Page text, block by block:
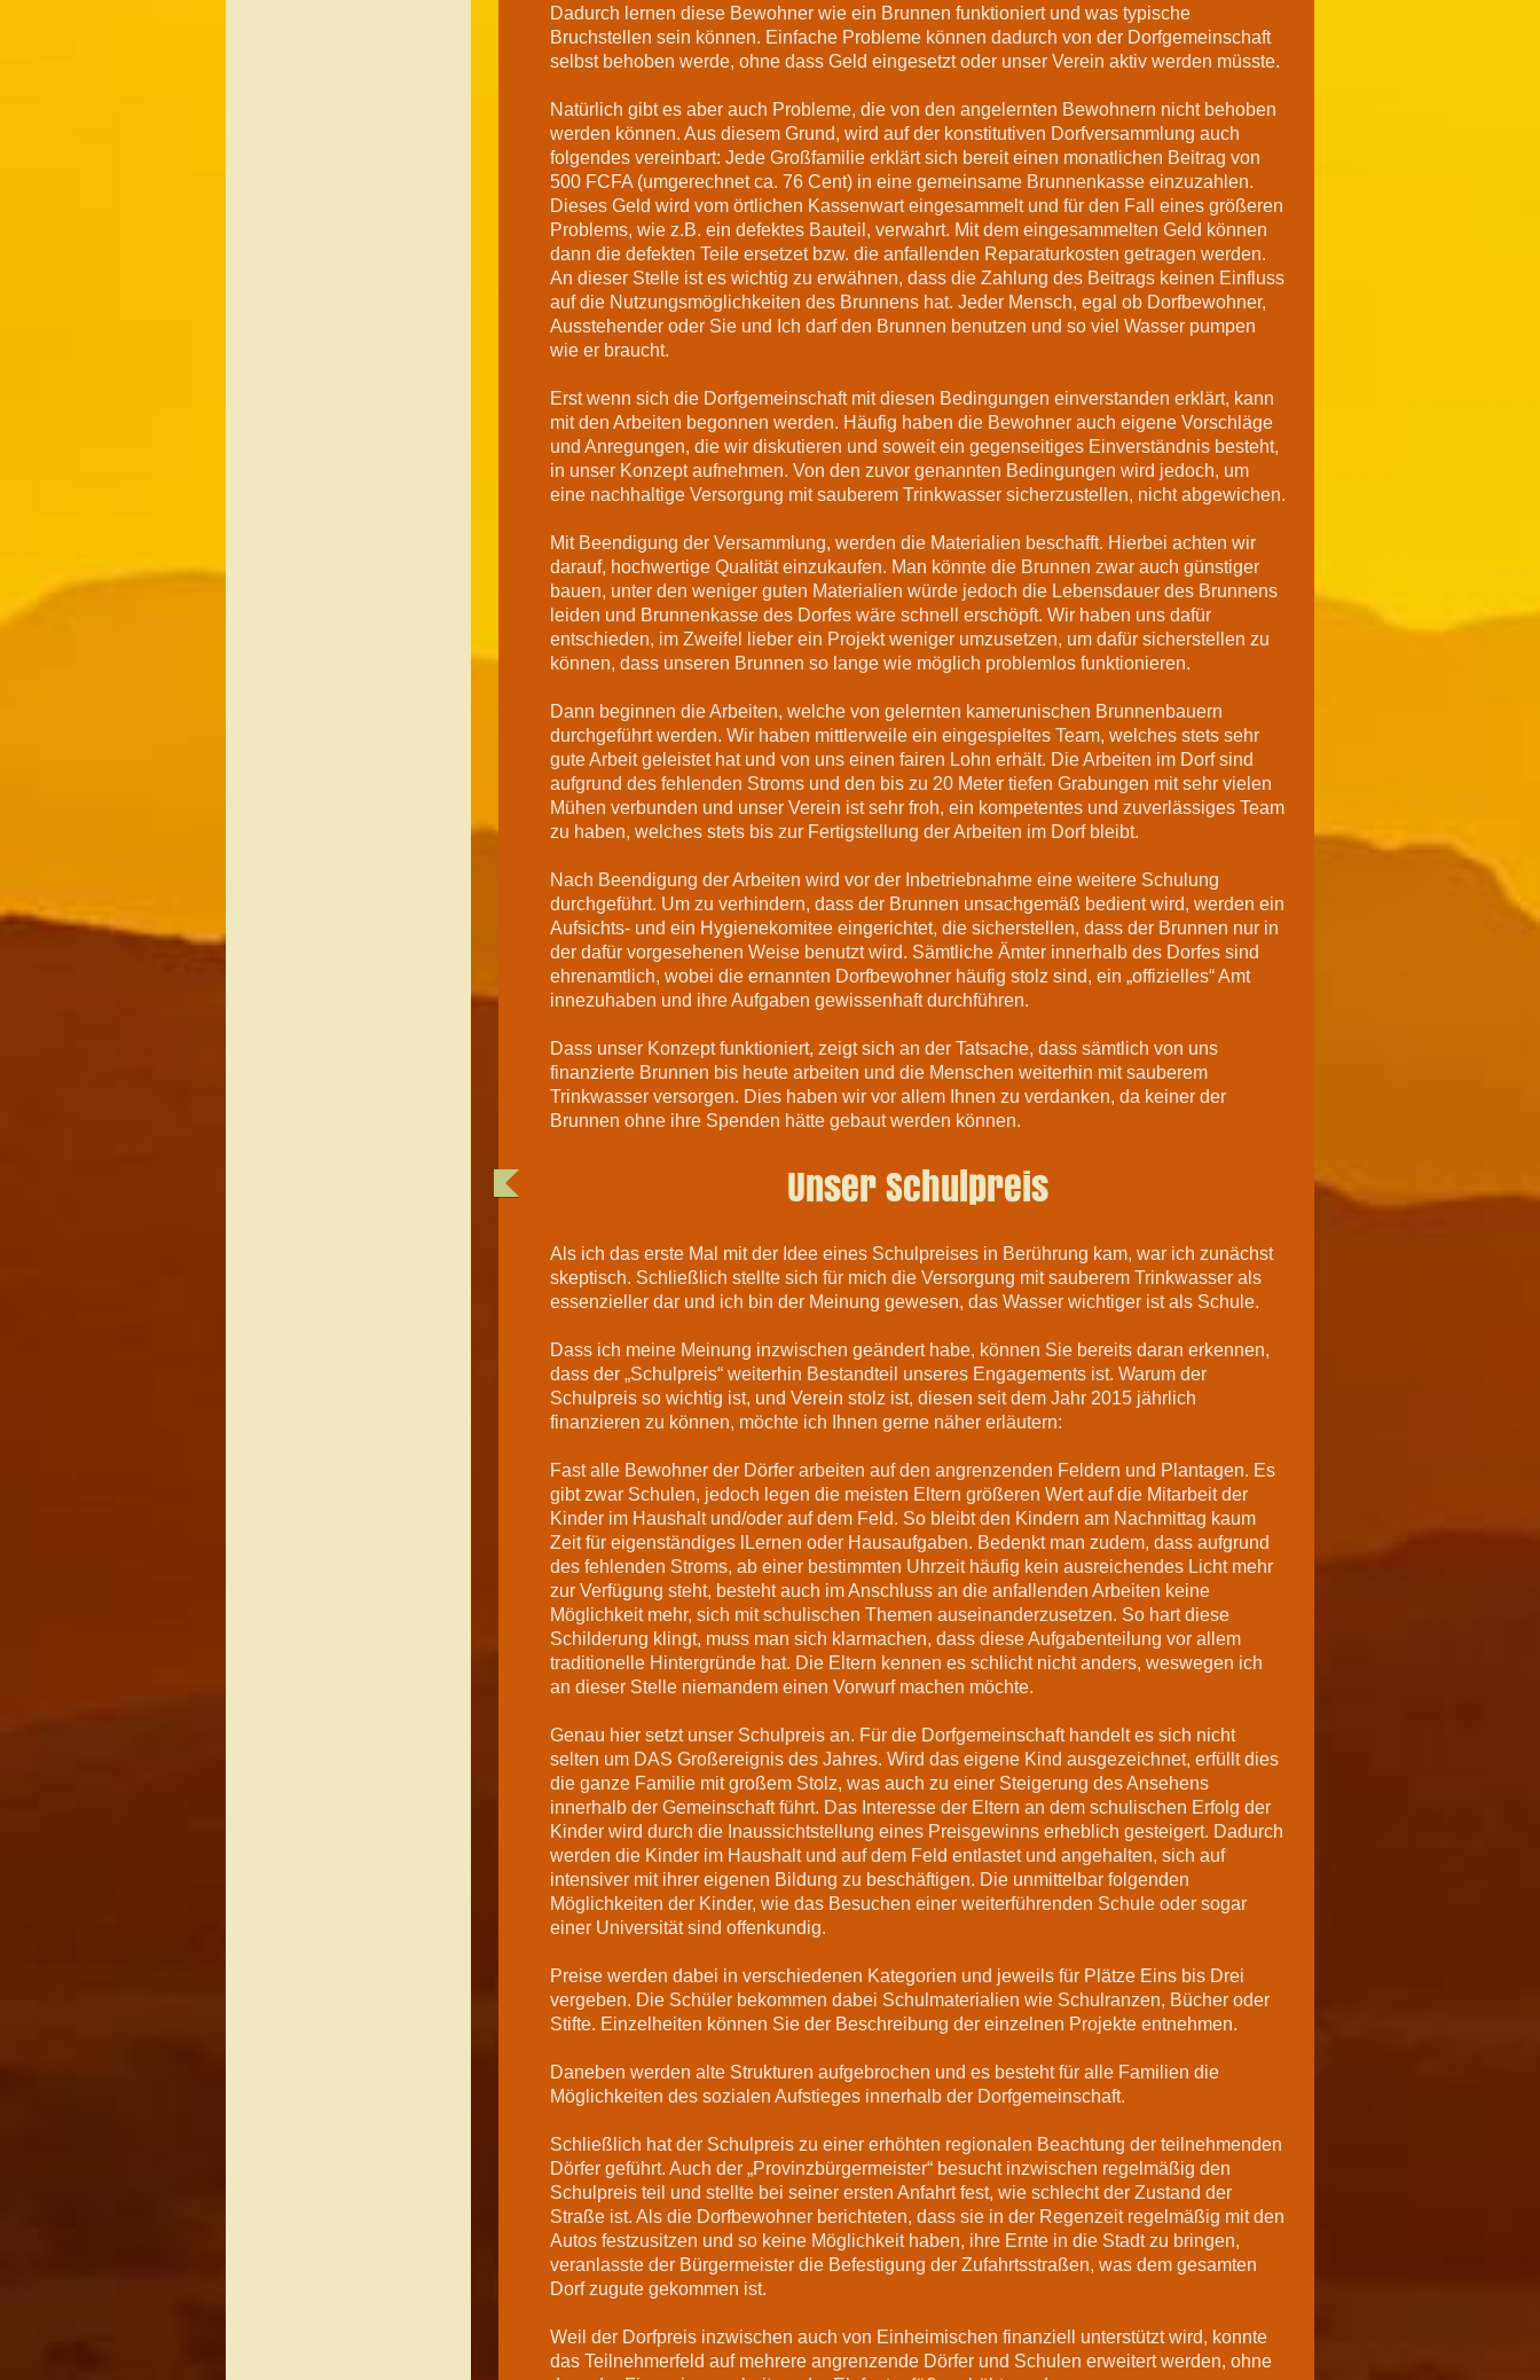
Dadurch lernen diese Bewohner wie ein Brunnen funktioniert und was typische
Bruchstellen sein können. Einfache Probleme können dadurch von der Dorfgemeinschaft
selbst behoben werde, ohne dass Geld eingesetzt oder unser Verein aktiv werden müsste.
Natürlich gibt es aber auch Probleme, die von den angelernten Bewohnern nicht behoben
werden können. Aus diesem Grund, wird auf der konstitutiven Dorfversammlung auch
folgendes vereinbart: Jede Großfamilie erklärt sich bereit einen monatlichen Beitrag von
500 FCFA (umgerechnet ca. 76 Cent) in eine gemeinsame Brunnenkasse einzuzahlen.
Dieses Geld wird vom örtlichen Kassenwart eingesammelt und für den Fall eines größeren
Problems, wie z.B. ein defektes Bauteil, verwahrt. Mit dem eingesammelten Geld können
dann die defekten Teile ersetzet bzw. die anfallenden Reparaturkosten getragen werden.
An dieser Stelle ist es wichtig zu erwähnen, dass die Zahlung des Beitrags keinen Einfluss
auf die Nutzungsmöglichkeiten des Brunnens hat. Jeder Mensch, egal ob Dorfbewohner,
Ausstehender oder Sie und Ich darf den Brunnen benutzen und so viel Wasser pumpen
wie er braucht.
Erst wenn sich die Dorfgemeinschaft mit diesen Bedingungen einverstanden erklärt, kann
mit den Arbeiten begonnen werden. Häufig haben die Bewohner auch eigene Vorschläge
und Anregungen, die wir diskutieren und soweit ein gegenseitiges Einverständnis besteht,
in unser Konzept aufnehmen. Von den zuvor genannten Bedingungen wird jedoch, um
eine nachhaltige Versorgung mit sauberem Trinkwasser sicherzustellen, nicht abgewichen.
Mit Beendigung der Versammlung, werden die Materialien beschafft. Hierbei achten wir
darauf, hochwertige Qualität einzukaufen. Man könnte die Brunnen zwar auch günstiger
bauen, unter den weniger guten Materialien würde jedoch die Lebensdauer des Brunnens
leiden und Brunnenkasse des Dorfes wäre schnell erschöpft. Wir haben uns dafür
entschieden, im Zweifel lieber ein Projekt weniger umzusetzen, um dafür sicherstellen zu
können, dass unseren Brunnen so lange wie möglich problemlos funktionieren.
Dann beginnen die Arbeiten, welche von gelernten kamerunischen Brunnenbauern
durchgeführt werden. Wir haben mittlerweile ein eingespieltes Team, welches stets sehr
gute Arbeit geleistet hat und von uns einen fairen Lohn erhält. Die Arbeiten im Dorf sind
aufgrund des fehlenden Stroms und den bis zu 20 Meter tiefen Grabungen mit sehr vielen
Mühen verbunden und unser Verein ist sehr froh, ein kompetentes und zuverlässiges Team
zu haben, welches stets bis zur Fertigstellung der Arbeiten im Dorf bleibt.
Nach Beendigung der Arbeiten wird vor der Inbetriebnahme eine weitere Schulung
durchgeführt. Um zu verhindern, dass der Brunnen unsachgemäß bedient wird, werden ein
Aufsichts- und ein Hygienekomitee eingerichtet, die sicherstellen, dass der Brunnen nur in
der dafür vorgesehenen Weise benutzt wird. Sämtliche Ämter innerhalb des Dorfes sind
ehrenamtlich, wobei die ernannten Dorfbewohner häufig stolz sind, ein „offizielles“ Amt
innezuhaben und ihre Aufgaben gewissenhaft durchführen.
Dass unser Konzept funktioniert, zeigt sich an der Tatsache, dass sämtlich von uns
finanzierte Brunnen bis heute arbeiten und die Menschen weiterhin mit sauberem
Trinkwasser versorgen. Dies haben wir vor allem Ihnen zu verdanken, da keiner der
Brunnen ohne ihre Spenden hätte gebaut werden können.
Unser Schulpreis
Als ich das erste Mal mit der Idee eines Schulpreises in Berührung kam, war ich zunächst
skeptisch. Schließlich stellte sich für mich die Versorgung mit sauberem Trinkwasser als
essenzieller dar und ich bin der Meinung gewesen, das Wasser wichtiger ist als Schule.
Dass ich meine Meinung inzwischen geändert habe, können Sie bereits daran erkennen,
dass der „Schulpreis“ weiterhin Bestandteil unseres Engagements ist. Warum der
Schulpreis so wichtig ist, und Verein stolz ist, diesen seit dem Jahr 2015 jährlich
finanzieren zu können, möchte ich Ihnen gerne näher erläutern:
Fast alle Bewohner der Dörfer arbeiten auf den angrenzenden Feldern und Plantagen. Es
gibt zwar Schulen, jedoch legen die meisten Eltern größeren Wert auf die Mitarbeit der
Kinder im Haushalt und/oder auf dem Feld. So bleibt den Kindern am Nachmittag kaum
Zeit für eigenständiges lLernen oder Hausaufgaben. Bedenkt man zudem, dass aufgrund
des fehlenden Stroms, ab einer bestimmten Uhrzeit häufig kein ausreichendes Licht mehr
zur Verfügung steht, besteht auch im Anschluss an die anfallenden Arbeiten keine
Möglichkeit mehr, sich mit schulischen Themen auseinanderzusetzen. So hart diese
Schilderung klingt, muss man sich klarmachen, dass diese Aufgabenteilung vor allem
traditionelle Hintergründe hat. Die Eltern kennen es schlicht nicht anders, weswegen ich
an dieser Stelle niemandem einen Vorwurf machen möchte.
Genau hier setzt unser Schulpreis an. Für die Dorfgemeinschaft handelt es sich nicht
selten um DAS Großereignis des Jahres. Wird das eigene Kind ausgezeichnet, erfüllt dies
die ganze Familie mit großem Stolz, was auch zu einer Steigerung des Ansehens
innerhalb der Gemeinschaft führt. Das Interesse der Eltern an dem schulischen Erfolg der
Kinder wird durch die Inaussichtstellung eines Preisgewinns erheblich gesteigert. Dadurch
werden die Kinder im Haushalt und auf dem Feld entlastet und angehalten, sich auf
intensiver mit ihrer eigenen Bildung zu beschäftigen. Die unmittelbar folgenden
Möglichkeiten der Kinder, wie das Besuchen einer weiterführenden Schule oder sogar
einer Universität sind offenkundig.
Preise werden dabei in verschiedenen Kategorien und jeweils für Plätze Eins bis Drei
vergeben. Die Schüler bekommen dabei Schulmaterialien wie Schulranzen, Bücher oder
Stifte. Einzelheiten können Sie der Beschreibung der einzelnen Projekte entnehmen.
Daneben werden alte Strukturen aufgebrochen und es besteht für alle Familien die
Möglichkeiten des sozialen Aufstieges innerhalb der Dorfgemeinschaft.
Schließlich hat der Schulpreis zu einer erhöhten regionalen Beachtung der teilnehmenden
Dörfer geführt. Auch der „Provinzbürgermeister“ besucht inzwischen regelmäßig den
Schulpreis teil und stellte bei seiner ersten Anfahrt fest, wie schlecht der Zustand der
Straße ist. Als die Dorfbewohner berichteten, dass sie in der Regenzeit regelmäßig mit den
Autos festzusitzen und so keine Möglichkeit haben, ihre Ernte in die Stadt zu bringen,
veranlasste der Bürgermeister die Befestigung der Zufahrtsstraßen, was dem gesamten
Dorf zugute gekommen ist.
Weil der Dorfpreis inzwischen auch von Einheimischen finanziell unterstützt wird, konnte
das Teilnehmerfeld auf mehrere angrenzende Dörfer und Schulen erweitert werden, ohne